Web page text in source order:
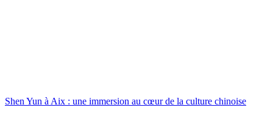
Shen Yun à Aix : une immersion au cœur de la culture chinoise